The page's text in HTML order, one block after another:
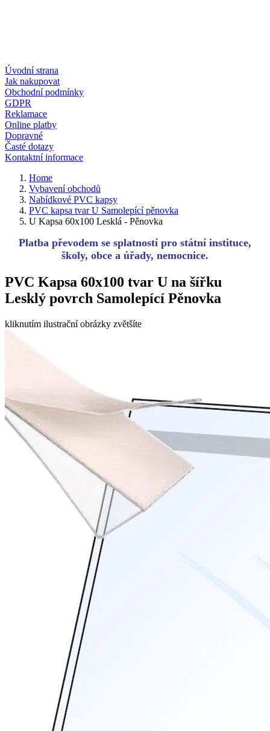
Úvodní strana
Jak nakupovat
Obchodní podmínky
GDPR
Reklamace
Online platby
Dopravné
Časté dotazy
Kontaktní informace
Home
Vybavení obchodů
Nabídkové PVC kapsy
PVC kapsa tvar U Samolepící pěnovka
U Kapsa 60x100 Lesklá - Pěnovka
Platba převodem se splatností pro státní instituce,
školy, obce a úřady, nemocnice.
PVC Kapsa 60x100 tvar U na šířku
Lesklý povrch Samolepící Pěnovka
kliknutím ilustrační obrázky zvětšíte